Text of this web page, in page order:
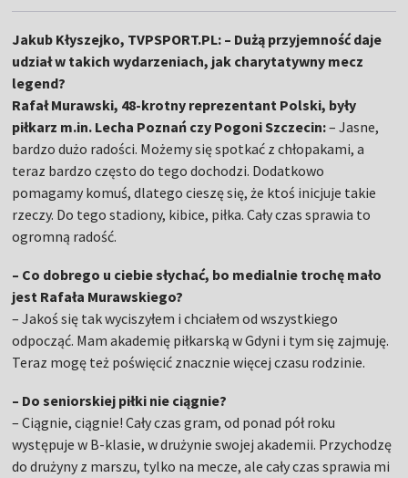
Jakub Kłyszejko, TVPSPORT.PL: – Dużą przyjemność daje
udział w takich wydarzeniach, jak charytatywny mecz
legend?
Rafał Murawski, 48-krotny reprezentant Polski, były
piłkarz m.in. Lecha Poznań czy Pogoni Szczecin:– Jasne,
bardzo dużo radości. Możemy się spotkać z chłopakami, a
teraz bardzo często do tego dochodzi. Dodatkowo
pomagamy komuś, dlatego cieszę się, że ktoś inicjuje takie
rzeczy. Do tego stadiony, kibice, piłka. Cały czas sprawia to
ogromną radość.
– Co dobrego u ciebie słychać, bo medialnie trochę mało
jest Rafała Murawskiego?
– Jakoś się tak wyciszyłem i chciałem od wszystkiego
odpocząć. Mam akademię piłkarską w Gdyni i tym się zajmuję.
Teraz mogę też poświęcić znacznie więcej czasu rodzinie.
– Do seniorskiej piłki nie ciągnie?
– Ciągnie, ciągnie! Cały czas gram, od ponad pół roku
występuje w B-klasie, w drużynie swojej akademii. Przychodzę
do drużyny z marszu, tylko na mecze, ale cały czas sprawia mi